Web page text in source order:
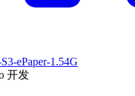
ePaper-1.54G
开发